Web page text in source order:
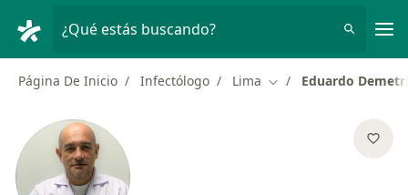
¿Qué estás buscando?
Página De Inicio Infectólogo Lima Cambiar de ciudad
Eduardo